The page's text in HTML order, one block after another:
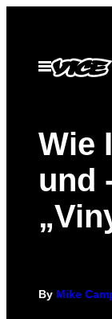
contentOpen
Menu
Wie
und
By Mike